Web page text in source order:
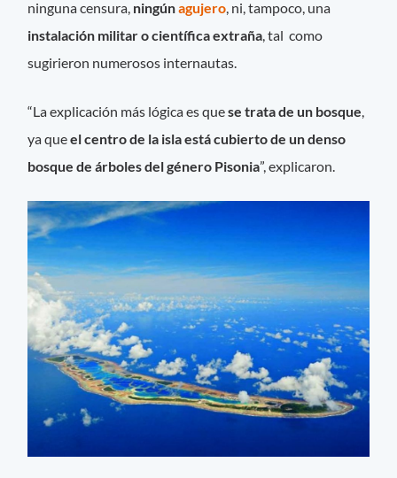
ninguna censura, ningúnagujero , ni, tampoco, una
instalación militar o científica extraña , tal como
sugirieron numerosos internautas.
“La explicación más lógica es quese trata de un bosque,
ya queel centro de la isla está cubierto de un denso
bosque de árboles del género Pisonia”, explicaron.